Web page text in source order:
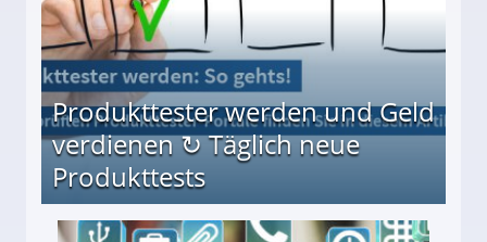
Produkttester werden und Geld
verdienen ↻ Täglich neue
Produkttests
↻ Täglich neue Produkttests